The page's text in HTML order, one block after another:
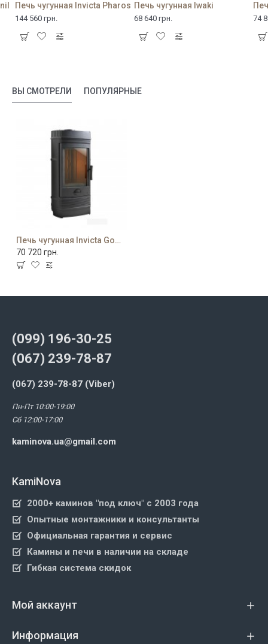
Печь чугунная Invicta Pharos
144 560 грн.
Печь чугунная Iwaki
68 640 грн. 74
ВЫ СМОТРЕЛИ ПОПУЛЯРНЫЕ
Печь чугунная Invicta Gomont
70 720 грн.
(099) 196-30-25
(067) 239-78-87
(067) 239-78-87 (Viber)
Пн-Пт 10:00-19:00
Сб 12:00-17:00
kaminova.ua@gmail.com
KamiNova
2000+ каминов "под ключ" с 2003 года
Опытные монтажники и консультанты
Официальная гарантия и сервис
Камины и печи в наличии на складе
Гибкая система скидок
Мой аккаунт
Информация